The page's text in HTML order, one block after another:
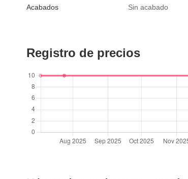
Acabados Sin acabado
Registro de precios